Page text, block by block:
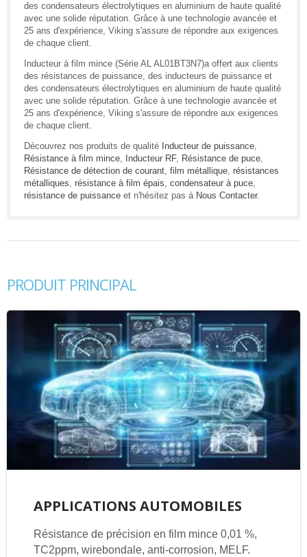
des condensateurs électrolytiques en aluminium de haute qualité
avec une solide réputation. Grâce à une technologie avancée et
25 ans d'expérience, Viking s'assure de répondre aux exigences
de chaque client.
Inducteur à film mince (Série AL AL01BT3N7)a offert aux clients
des résistances de puissance, des inducteurs de puissance et
des condensateurs électrolytiques en aluminium de haute qualité
avec une solide réputation. Grâce à une technologie avancée et
25 ans d'expérience, Viking s'assure de répondre aux exigences
de chaque client.
Découvrez nos produits de qualité Inducteur de puissance,
Résistance à film mince, Inducteur RF, Résistance de puce,
Résistance de détection de courant, film métallique, résistances
métalliques, résistance à film épais, condensateur à puce,
résistance de puissance et n'hésitez pas à Nous Contacter.
PRODUIT PRINCIPAL
APPLICATIONS AUTOMOBILES
Résistance de précision en film mince 0,01 %,
TC2ppm, wirebondale, anti-corrosion, MELF.